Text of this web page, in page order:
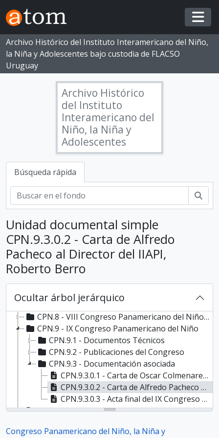
Skip to main content
Archivo Histórico del Instituto Interamericano del Niño,
la Niña y Adolescentes bajo custodia de FLACSO
Uruguay
Archivo Histórico
del Instituto
Interamericano del
Niño, la Niña y
Adolescentes
Búsqueda rápida
Unidad documental simple
CPN.9.3.0.2 - Carta de Alfredo
Pacheco al Director del IIAPI,
Roberto Berro
Ocultar árbol jerárquico
CPN - Congreso Panamericano del Niño, la Niña y Adolescentes
CPN.1 - I Congreso Americano del Niño, 1916
CPN.2 - II Congreso Americano del Niño, 1919
CPN.3 - III Congreso Americano del Niño, 1922
CPN.4 - IV Congreso Panamericano del Niño, 1924
CPN.5 - V Congreso Panamericano del Niño, 1927
CPN.6 - VI Congreso Panamericano del Niño, 1930
CPN.7 - VII Congreso Panamericano del Niño, 1935
CPN.8 - VIII Congreso Panamericano del Niño, 1942
CPN.9 - IX Congreso Panamericano del Niño
CPN.9.1 - Documentos Técnicos
CPN.9.2 - Publicaciones del Congreso
CPN.9.3 - Documentación asociada
CPN.9.3.0.1 - Carta de Oscar Colmenares Pacheco al Director del IIAPI, Roberto Berro
CPN.9.3.0.2 - Carta de Alfredo Pacheco al Director del IIAPI, Roberto Berro
CPN.9.3.0.3 - Acta final del IX Congreso Panamericano del Niño
CPN.10 - X Congreso Panamericano del Niño
CPN.12 - XII Congreso Panamericano del Niño
Congreso Panamericano del Niño, la Niña y